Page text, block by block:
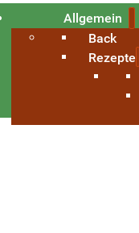
Allgemein
Back
Rezepte